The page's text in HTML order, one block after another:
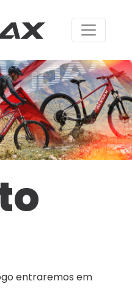
Next
entraremos em